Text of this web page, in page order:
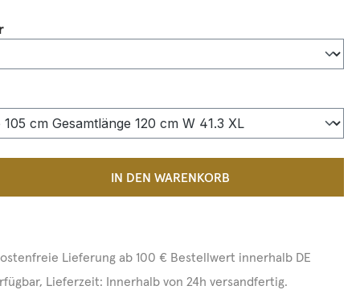
auswählen
Gib den gewünschten Wert
IN DEN WARENKORB
Lieferung ab 100 € Bestellwert innerhalb DE
Lieferzeit: Innerhalb von 24h versandfertig.